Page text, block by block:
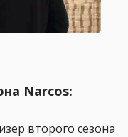
Narcos:
второго сезона